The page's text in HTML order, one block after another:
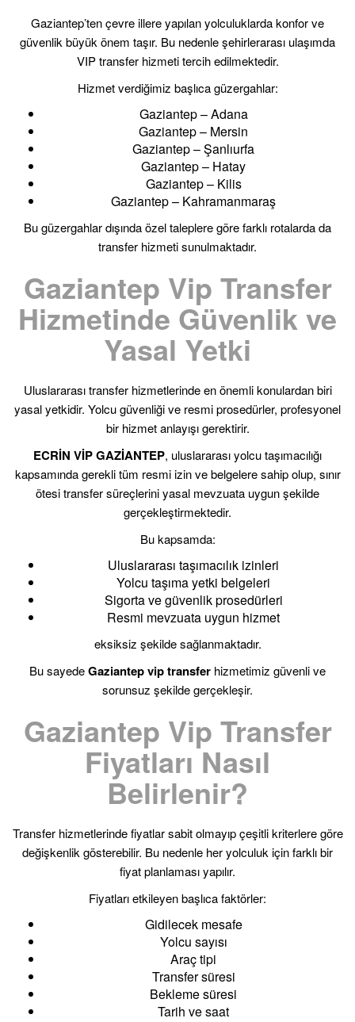
Gaziantep’ten çevre illere yapılan yolculuklarda konfor ve
güvenlik büyük önem taşır. Bu nedenle şehirlerarası ulaşımda
VIP transfer hizmeti tercih edilmektedir.
Hizmet verdiğimiz başlıca güzergahlar:
Gaziantep – Adana
Gaziantep – Mersin
Gaziantep – Şanlıurfa
Gaziantep – Hatay
Gaziantep – Kilis
Gaziantep – Kahramanmaraş
Bu güzergahlar dışında özel taleplere göre farklı rotalarda da
transfer hizmeti sunulmaktadır.
Gaziantep Vip Transfer
Hizmetinde Güvenlik ve
Yasal Yetki
Uluslararası transfer hizmetlerinde en önemli konulardan biri
yasal yetkidir. Yolcu güvenliği ve resmi prosedürler, profesyonel
bir hizmet anlayışı gerektirir.
ECRİN VİP GAZİANTEP, uluslararası yolcu taşımacılığı
kapsamında gerekli tüm resmi izin ve belgelere sahip olup, sınır
ötesi transfer süreçlerini yasal mevzuata uygun şekilde
gerçekleştirmektedir.
Bu kapsamda:
Uluslararası taşımacılık izinleri
Yolcu taşıma yetki belgeleri
Sigorta ve güvenlik prosedürleri
Resmi mevzuata uygun hizmet
eksiksiz şekilde sağlanmaktadır.
Bu sayedeGaziantep vip transfer hizmetimiz güvenli ve
sorunsuz şekilde gerçekleşir.
Gaziantep Vip Transfer
Fiyatları Nasıl
Belirlenir?
Transfer hizmetlerinde fiyatlar sabit olmayıp çeşitli kriterlere göre
değişkenlik gösterebilir. Bu nedenle her yolculuk için farklı bir
fiyat planlaması yapılır.
Fiyatları etkileyen başlıca faktörler:
Gidilecek mesafe
Yolcu sayısı
Araç tipi
Transfer süresi
Bekleme süresi
Tarih ve saat